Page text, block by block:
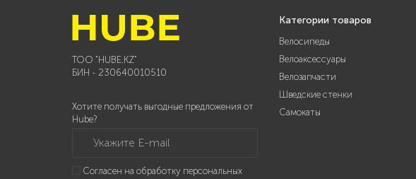
ТОО "HUBE.KZ"
БИН - 230640010510
Хотите получать выгодные предложения от
Hube?
Укажите E-mail
Согласен на обработку персональных
Категории товаров
Велосипеды
Велоаксессуары
Велозапчасти
Шведские стенки
Самокаты